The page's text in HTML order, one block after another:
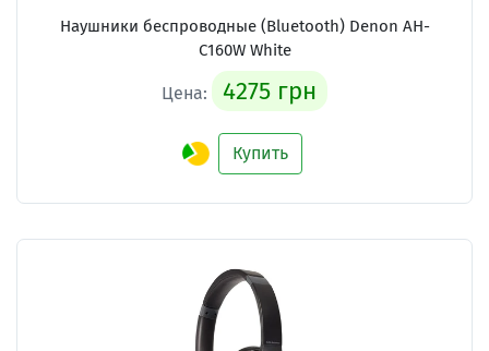
Наушники беспроводные (Bluetooth) Denon AH-
C160W White
Цена: 4275 грн
Купить